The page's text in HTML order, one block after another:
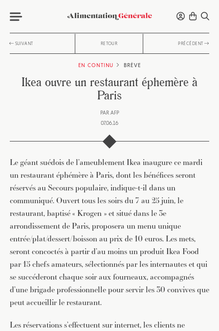
SUIVANT RETOUR PRÉCÉDENT
EN CONTINU BRÈVE
Ikea ouvre un restaurant éphemère à
Paris
PAR AFP
07.06.16
Le géant suédois de l’ameublement Ikea inaugure ce mardi
un restaurant éphémère à Paris, dont les bénéfices seront
réservés au Secours populaire, indique-t-il dans un
communiqué. Ouvert tous les soirs du 7 au 25 juin, le
restaurant, baptisé « Krogen » et situé dans le 3e
arrondissement de Paris, proposera un menu unique
entrée/plat/dessert/boisson au prix de 10 euros. Les mets,
seront concoctés à partir d’au moins un produit Ikea Food
par 15 chefs amateurs, sélectionnés par les internautes et qui
se succéderont chaque soir aux fourneaux, accompagnés
d’une brigade professionnelle pour servir les 30 convives que
peut accueillir le restaurant.
Les réservations s’effectuent sur internet, les clients ne